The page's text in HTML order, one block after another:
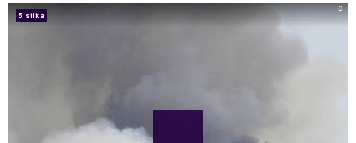
5 slika
0